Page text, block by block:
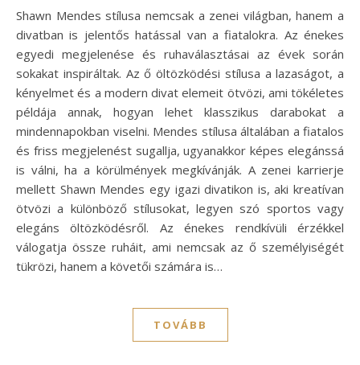
Shawn Mendes stílusa nemcsak a zenei világban, hanem a
divatban is jelentős hatással van a fiatalokra. Az énekes
egyedi megjelenése és ruhaválasztásai az évek során
sokakat inspiráltak. Az ő öltözködési stílusa a lazaságot, a
kényelmet és a modern divat elemeit ötvözi, ami tökéletes
példája annak, hogyan lehet klasszikus darabokat a
mindennapokban viselni. Mendes stílusa általában a fiatalos
és friss megjelenést sugallja, ugyanakkor képes elegánssá
is válni, ha a körülmények megkívánják. A zenei karrierje
mellett Shawn Mendes egy igazi divatikon is, aki kreatívan
ötvözi a különböző stílusokat, legyen szó sportos vagy
elegáns öltözködésről. Az énekes rendkívüli érzékkel
válogatja össze ruháit, ami nemcsak az ő személyiségét
tükrözi, hanem a követői számára is…
TOVÁBB